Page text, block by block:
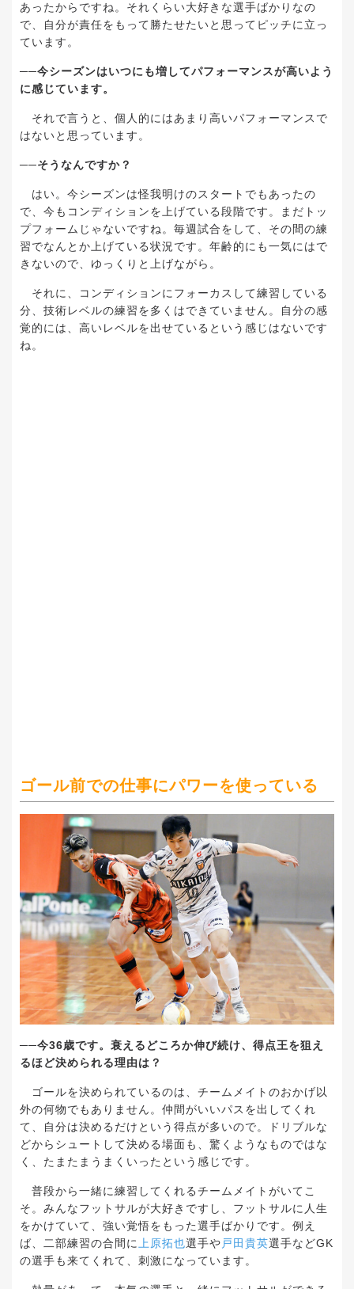
あったからですね。それくらい大好きな選手ばかりなの
で、自分が責任をもって勝たせたいと思ってピッチに立っ
ています。
──今シーズンはいつにも増してパフォーマンスが高いよう
に感じています。
それで言うと、個人的にはあまり高いパフォーマンスで
はないと思っています。
──そうなんですか？
はい。今シーズンは怪我明けのスタートでもあったの
で、今もコンディションを上げている段階です。まだトッ
プフォームじゃないですね。毎週試合をして、その間の練
習でなんとか上げている状況です。年齢的にも一気にはで
きないので、ゆっくりと上げながら。
それに、コンディションにフォーカスして練習している
分、技術レベルの練習を多くはできていません。自分の感
覚的には、高いレベルを出せているという感じはないです
ね。
ゴール前での仕事にパワーを使っている
──今36歳です。衰えるどころか伸び続け、得点王を狙え
るほど決められる理由は？
ゴールを決められているのは、チームメイトのおかげ以
外の何物でもありません。仲間がいいパスを出してくれ
て、自分は決めるだけという得点が多いので。ドリブルな
どからシュートして決める場面も、驚くようなものではな
く、たまたまうまくいったという感じです。
普段から一緒に練習してくれるチームメイトがいてこ
そ。みんなフットサルが大好きですし、フットサルに人生
をかけていて、強い覚悟をもった選手ばかりです。例え
ば、二部練習の合間に 上原拓也選手や 戸田貴英選手などGK
の選手も来てくれて、刺激になっています。